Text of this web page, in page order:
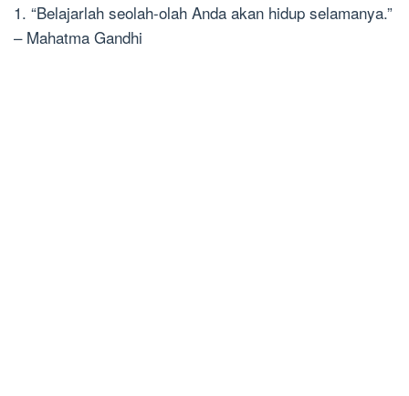
1. “Belajarlah seolah-olah Anda akan hidup selamanya.”
– Mahatma Gandhi